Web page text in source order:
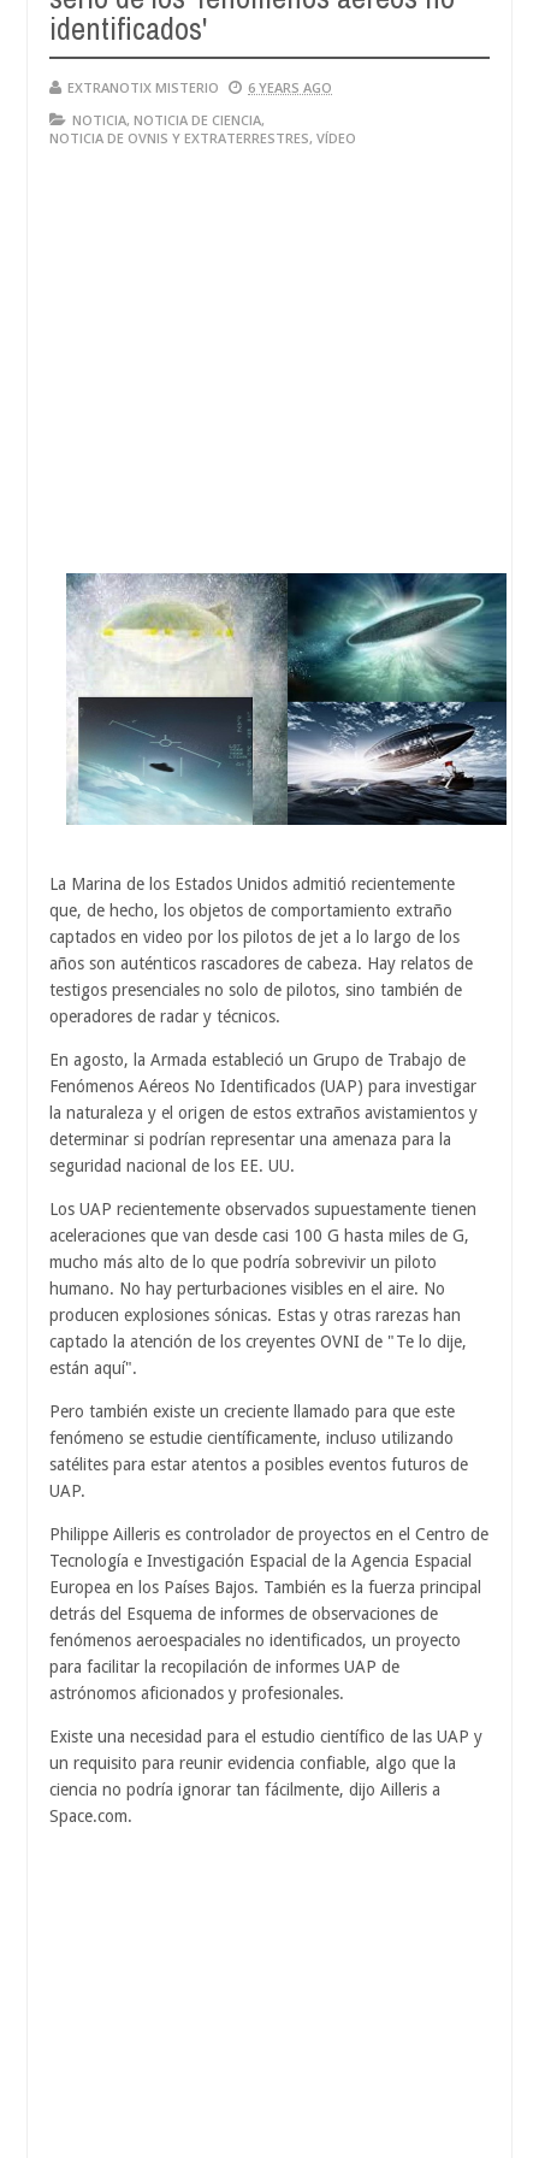
identificados'
EXTRANOTIX MISTERIO
6 YEARS AGO
NOTICIA, NOTICIA DE CIENCIA,
NOTICIA DE OVNIS Y EXTRATERRESTRES, VÍDEO
La Marina de los Estados Unidos admitió recientemente
que, de hecho, los objetos de comportamiento extraño
captados en video por los pilotos de jet a lo largo de los
años son auténticos rascadores de cabeza. Hay relatos de
testigos presenciales no solo de pilotos, sino también de
operadores de radar y técnicos.
En agosto, la Armada estableció un Grupo de Trabajo de
Fenómenos Aéreos No Identificados (UAP) para investigar
la naturaleza y el origen de estos extraños avistamientos y
determinar si podrían representar una amenaza para la
seguridad nacional de los EE. UU.
Los UAP recientemente observados supuestamente tienen
aceleraciones que van desde casi 100 G hasta miles de G,
mucho más alto de lo que podría sobrevivir un piloto
humano. No hay perturbaciones visibles en el aire. No
producen explosiones sónicas. Estas y otras rarezas han
captado la atención de los creyentes OVNI de "Te lo dije,
están aquí".
Pero también existe un creciente llamado para que este
fenómeno se estudie científicamente, incluso utilizando
satélites para estar atentos a posibles eventos futuros de
UAP.
Philippe Ailleris es controlador de proyectos en el Centro de
Tecnología e Investigación Espacial de la Agencia Espacial
Europea en los Países Bajos. También es la fuerza principal
detrás del Esquema de informes de observaciones de
fenómenos aeroespaciales no identificados, un proyecto
para facilitar la recopilación de informes UAP de
astrónomos aficionados y profesionales.
Existe una necesidad para el estudio científico de las UAP y
un requisito para reunir evidencia confiable, algo que la
ciencia no podría ignorar tan fácilmente, dijo Ailleris a
Space.com.